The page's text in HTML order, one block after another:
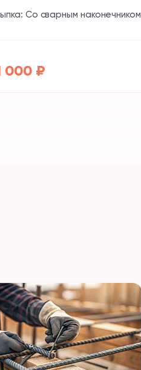
Со сварным наконечником
000 ₽